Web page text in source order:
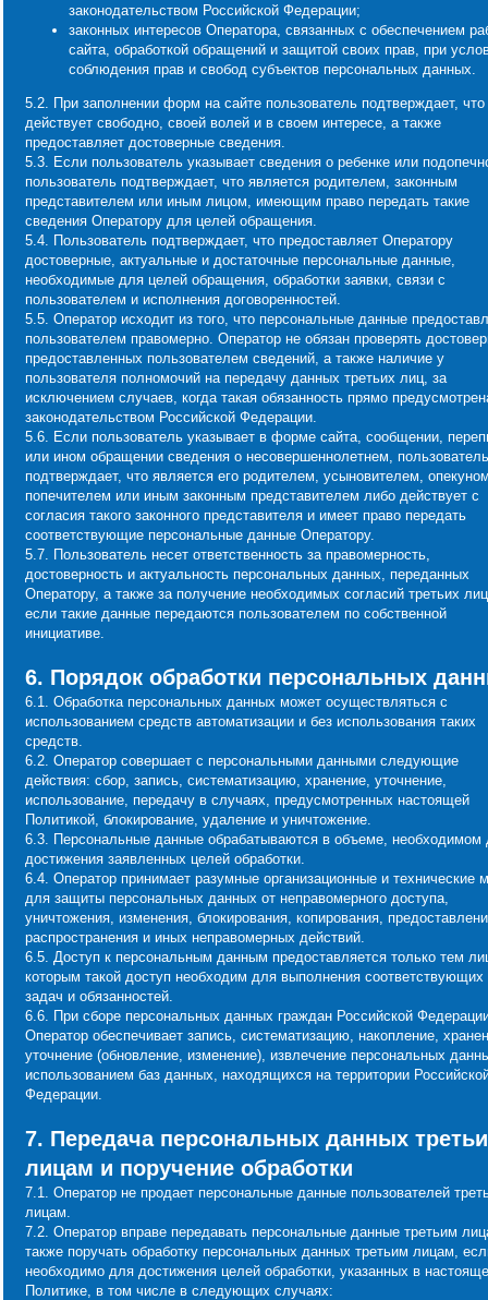
законодательством Российской Федерации;
законных интересов Оператора, связанных с обеспечением
сайта, обработкой обращений и защитой своих прав, при
соблюдения прав и свобод субъектов персональных данных.
5.2. При заполнении форм на сайте пользователь подтверждает, что
действует свободно, своей волей и в своем интересе, а также
предоставляет достоверные сведения.
5.3. Если пользователь указывает сведения о ребенке или
пользователь подтверждает, что является родителем, законным
представителем или иным лицом, имеющим право передать такие
сведения Оператору для целей обращения.
5.4. Пользователь подтверждает, что предоставляет Оператору
достоверные, актуальные и достаточные персональные данные,
необходимые для целей обращения, обработки заявки, связи с
пользователем и исполнения договоренностей.
5.5. Оператор исходит из того, что персональные данные
пользователем правомерно. Оператор не обязан проверять
предоставленных пользователем сведений, а также наличие у
пользователя полномочий на передачу данных третьих лиц, за
исключением случаев, когда такая обязанность прямо
законодательством Российской Федерации.
5.6. Если пользователь указывает в форме сайта, сообщении,
или ином обращении сведения о несовершеннолетнем, пользователь
подтверждает, что является его родителем, усыновителем,
попечителем или иным законным представителем либо действует с
согласия такого законного представителя и имеет право передать
соответствующие персональные данные Оператору.
5.7. Пользователь несет ответственность за правомерность,
достоверность и актуальность персональных данных, переданных
Оператору, а также за получение необходимых согласий третьих
если такие данные передаются пользователем по собственной
инициативе.
6. Порядок обработки персональных
6.1. Обработка персональных данных может осуществляться с
использованием средств автоматизации и без использования таких
средств.
6.2. Оператор совершает с персональными данными следующие
действия: сбор, запись, систематизацию, хранение, уточнение,
использование, передачу в случаях, предусмотренных настоящей
Политикой, блокирование, удаление и уничтожение.
6.3. Персональные данные обрабатываются в объеме, необходимом
достижения заявленных целей обработки.
6.4. Оператор принимает разумные организационные и технические
для защиты персональных данных от неправомерного доступа,
уничтожения, изменения, блокирования, копирования,
распространения и иных неправомерных действий.
6.5. Доступ к персональным данным предоставляется только тем
которым такой доступ необходим для выполнения соответствующих
задач и обязанностей.
6.6. При сборе персональных данных граждан Российской
Оператор обеспечивает запись, систематизацию, накопление,
уточнение (обновление, изменение), извлечение персональных
использованием баз данных, находящихся на территории
Федерации.
7. Передача персональных данных
лицам и поручение обработки
7.1. Оператор не продает персональные данные пользователей
лицам.
7.2. Оператор вправе передавать персональные данные третьим
также поручать обработку персональных данных третьим лицам,
необходимо для достижения целей обработки, указанных в
Политике, в том числе в следующих случаях: